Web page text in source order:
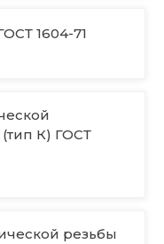
1604-71
К) ГОСТ
резьбы